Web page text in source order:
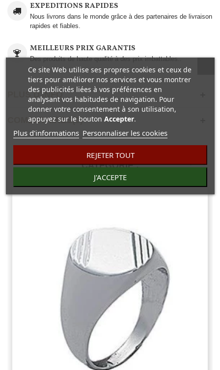
EXPEDITIONS RAPIDES
Nous livrons dans le monde grâce à des partenaires de livraison
rapides et fiables.
MEILLEURS PRIX GARANTIS
Des produits de haute qualité à des prix imbattables..
PLUS D'INFO
COMENTAIRES(0)
30 AUTRES PRODUITS DANS LA MÊME
CATÉGORIE :
Ce site Web utilise ses propres cookies et ceux de
tiers pour améliorer nos services et vous montrer
des publicités liées à vos préférences en
analysant vos habitudes de navigation. Pour
donner votre consentement à son utilisation,
appuyez sur le bouton Accepter.
Plus d'informations Personnaliser les cookies
REJETER TOUT
J'ACCEPTE